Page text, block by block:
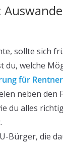
sollte sich
welche
für Rentner
neben den
du alles
Bürger, die